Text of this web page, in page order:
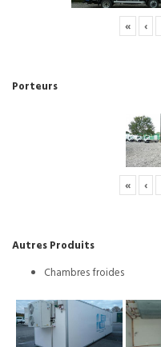
« ‹
Porteurs
« ‹
Autres Produits
Chambres froides